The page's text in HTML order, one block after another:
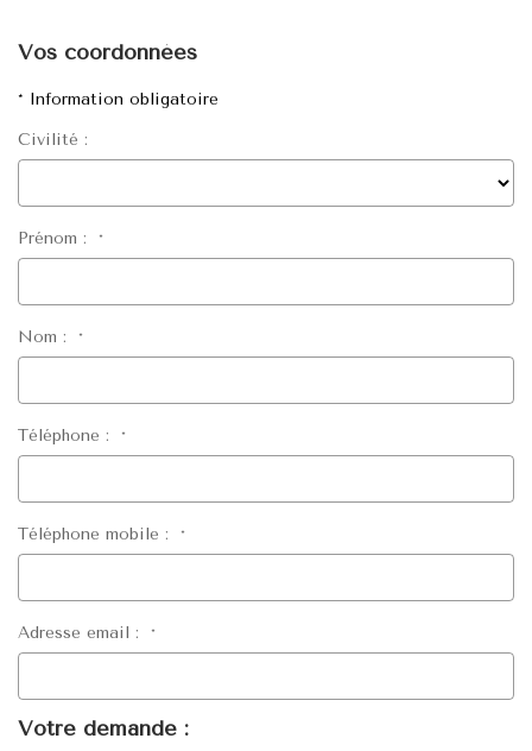
Vos coordonnées
* Information obligatoire
Civilité :
Prénom : *
Nom : *
Téléphone : *
Téléphone mobile : *
Adresse email : *
Votre demande :